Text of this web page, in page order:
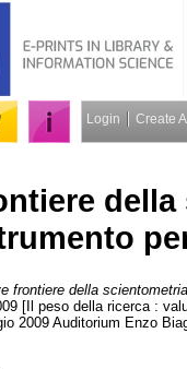
Login Create
frontiere della
[Il peso della ricerca :
2009 Auditorium Enzo